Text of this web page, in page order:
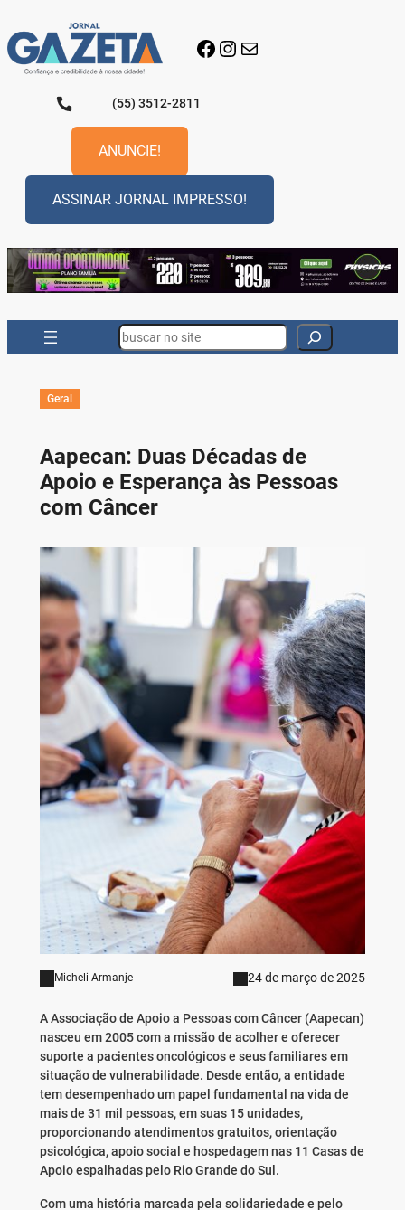
para
o
conteúdo
Facebook
Instagram
E-mail
(55) 3512-2811
ANUNCIE!
ASSINAR JORNAL IMPRESSO!
Search
Geral
Aapecan: Duas Décadas de
Apoio e Esperança às Pessoas
com Câncer
Micheli Armanje 24 de março de 2025
A Associação de Apoio a Pessoas com Câncer (Aapecan)
nasceu em 2005 com a missão de acolher e oferecer
suporte a pacientes oncológicos e seus familiares em
situação de vulnerabilidade. Desde então, a entidade
tem desempenhado um papel fundamental na vida de
mais de 31 mil pessoas, em suas 15 unidades,
proporcionando atendimentos gratuitos, orientação
psicológica, apoio social e hospedagem nas 11 Casas de
Apoio espalhadas pelo Rio Grande do Sul.
Com uma história marcada pela solidariedade e pelo